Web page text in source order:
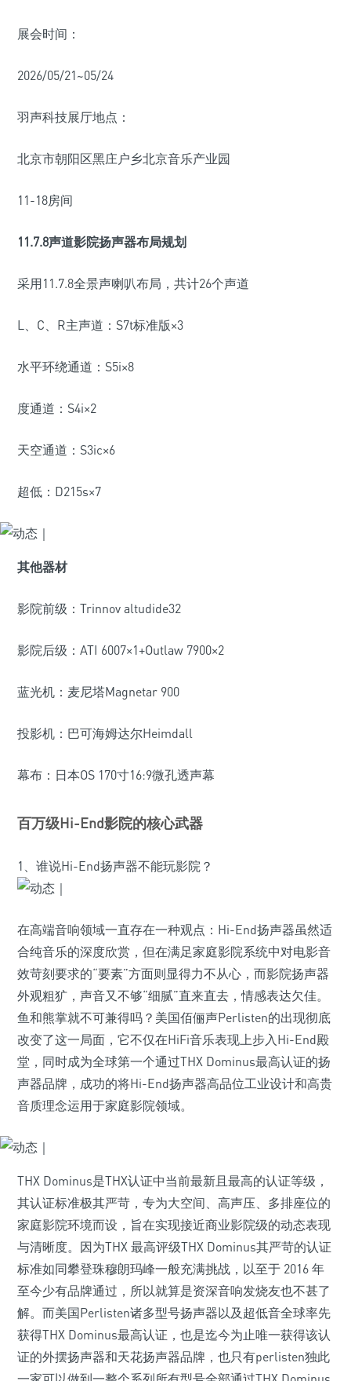
展会时间：
2026/05/21~05/24
羽声科技展厅地点：
北京市朝阳区黑庄户乡北京音乐产业园
11-18房间
11.7.8声道影院扬声器布局规划
采用11.7.8全景声喇叭布局，共计26个声道
L、C、R主声道：S7t标准版×3
水平环绕通道：S5i×8
度通道：S4i×2
天空通道：S3ic×6
超低：D215s×7
其他器材
影院前级：Trinnov altudide32
影院后级：ATI 6007×1+Outlaw 7900×2
蓝光机：麦尼塔Magnetar 900
投影机：巴可海姆达尔Heimdall
幕布：日本OS 170寸16:9微孔透声幕
百万级Hi-End影院的核心武器
1、谁说Hi-End扬声器不能玩影院？
在高端音响领域一直存在一种观点：Hi-End扬声器虽然适
合纯音乐的深度欣赏，但在满足家庭影院系统中对电影音
效苛刻要求的“要素”方面则显得力不从心，而影院扬声器
外观粗犷，声音又不够“细腻”直来直去，情感表达欠佳。
鱼和熊掌就不可兼得吗？美国佰俪声Perlisten的出现彻底
改变了这一局面，它不仅在HiFi音乐表现上步入Hi-End殿
堂，同时成为全球第一个通过THX Dominus最高认证的扬
声器品牌，成功的将Hi-End扬声器高品位工业设计和高贵
音质理念运用于家庭影院领域。
THX Dominus是THX认证中当前最新且最高的认证等级，
其认证标准极其严苛，专为大空间、高声压、多排座位的
家庭影院环境而设，旨在实现接近商业影院级的动态表现
与清晰度。因为THX 最高评级THX Dominus其严苛的认证
标准如同攀登珠穆朗玛峰一般充满挑战，以至于 2016 年
至今少有品牌通过，所以就算是资深音响发烧友也不甚了
解。而美国Perlisten诸多型号扬声器以及超低音全球率先
获得THX Dominus最高认证，也是迄今为止唯一获得该认
证的外摆扬声器和天花扬声器品牌，也只有perlisten独此